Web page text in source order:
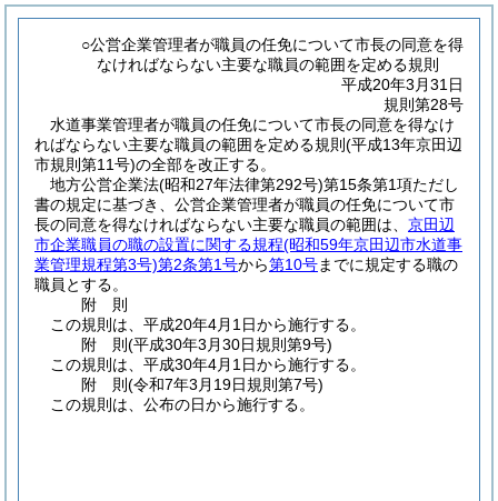
○公営企業管理者が職員の任免について市長の同意を得
なければならない主要な職員の範囲を定める規則
平成20年3月31日
規則第28号
水道事業管理者が職員の任免について市長の同意を得なけ
ればならない主要な職員の範囲を定める規則(平成13年京田辺
市規則第11号)の全部を改正する。
地方公営企業法(昭和27年法律第292号)第15条第1項ただし
書の規定に基づき、公営企業管理者が職員の任免について市
長の同意を得なければならない主要な職員の範囲は、 京田辺
市企業職員の職の設置に関する規程(昭和59年京田辺市水道事
業管理規程第3号)第2条第1号から第10号までに規定する職の
職員とする。
附 則
この規則は、平成20年4月1日から施行する。
附 則(平成30年3月30日規則第9号)
この規則は、平成30年4月1日から施行する。
附 則(令和7年3月19日規則第7号)
この規則は、公布の日から施行する。